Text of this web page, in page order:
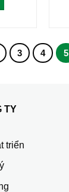
3 4 5
TY
triển